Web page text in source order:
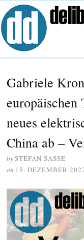
Gabriele
europäischen
neues
China ab –
bySTEFAN SASSE
on 15. DEZEMBER